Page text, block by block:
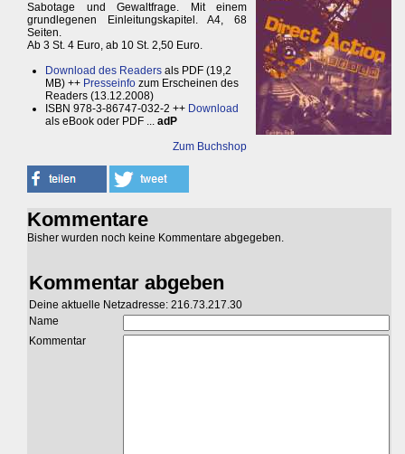
Sabotage und Gewaltfrage. Mit einem
grundlegenen Einleitungskapitel. A4, 68
Seiten.
Ab 3 St. 4 Euro, ab 10 St. 2,50 Euro.
Download des Readers als PDF (19,2
MB) ++ Presseinfo zum Erscheinen des
Readers (13.12.2008)
ISBN 978-3-86747-032-2 ++ Download
als eBook oder PDF ... adP
Zum Buchshop
Kommentare
Bisher wurden noch keine Kommentare abgegeben.
Kommentar abgeben
Deine aktuelle Netzadresse: 216.73.217.30
Name
Kommentar